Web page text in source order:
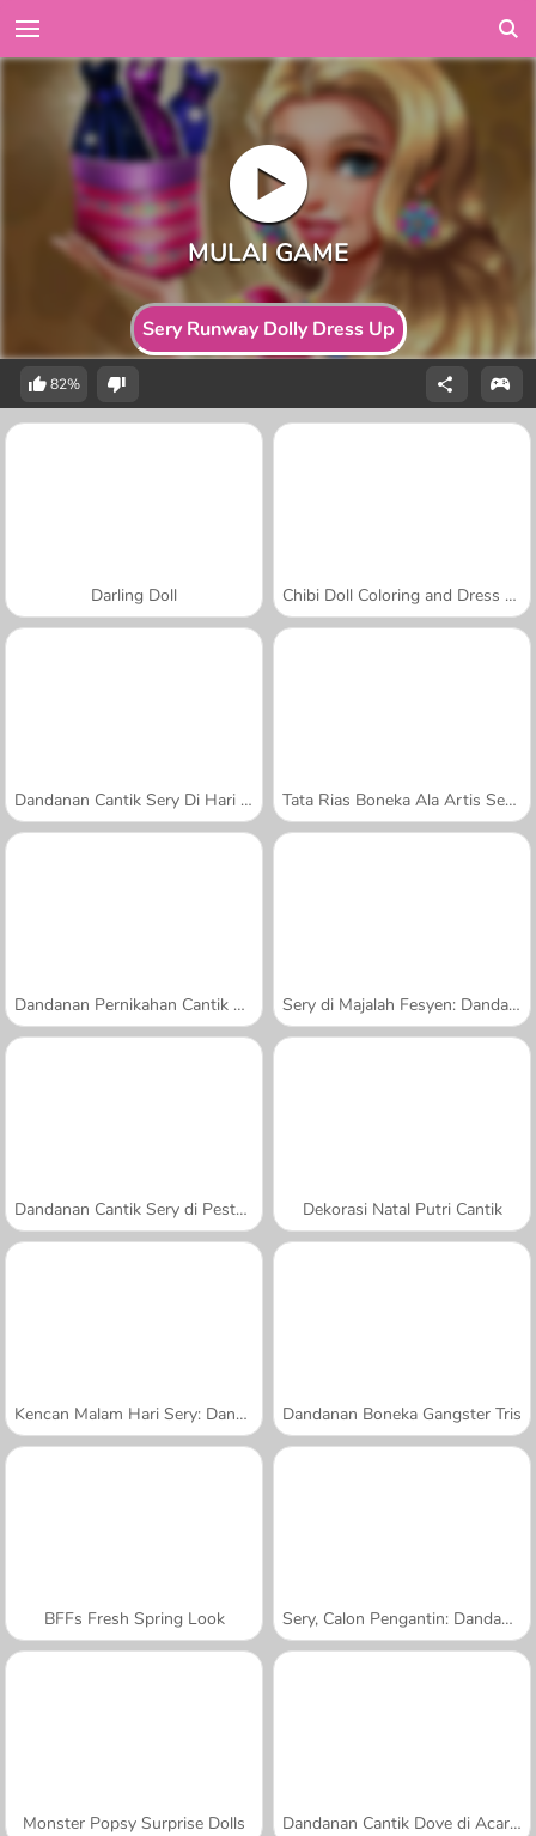
Sery Runway Dolly Dress Up
82%
Darling Doll Chibi Doll Coloring and Dress Up
Dandanan Cantik Sery Di Hari Belanja Tata Rias Boneka Ala Artis Seksi
Dandanan Pernikahan Cantik Sery Sery di Majalah Fesyen: Dandanan Cantik
Dandanan Cantik Sery di Pesta Prom Dekorasi Natal Putri Cantik
Kencan Malam Hari Sery: Dandanan Cantik Dandanan Boneka Gangster Tris
BFFs Fresh Spring Look Sery, Calon Pengantin: Dandanan Cantik
Monster Popsy Surprise Dolls Dandanan Cantik Dove di Acara Karnaval